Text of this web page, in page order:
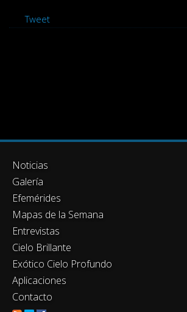
Tweet
Noticias
Galería
Efemérides
Mapas de la Semana
Entrevistas
Cielo Brillante
Exótico Cielo Profundo
Aplicaciones
Contacto